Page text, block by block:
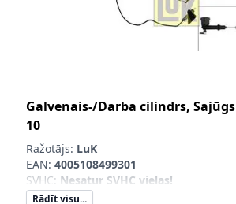
Galvenais-/Darba cilindrs, Sajūgs
10
Ražotājs: LuK
EAN: 4005108499301
SVHC: Nesatur SVHC vielas!
Rādīt visu...